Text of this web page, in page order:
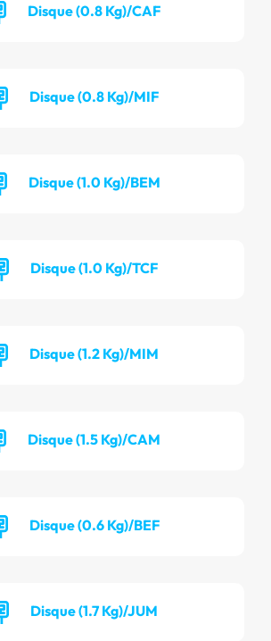
Disque (0.8 Kg)/CAF
Disque (0.8 Kg)/MIF
Disque (1.0 Kg)/BEM
Disque (1.0 Kg)/TCF
Disque (1.2 Kg)/MIM
Disque (1.5 Kg)/CAM
Disque (0.6 Kg)/BEF
Disque (1.7 Kg)/JUM